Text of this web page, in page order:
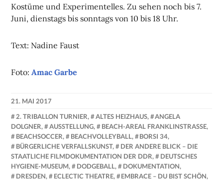
Kostüme und Experimentelles. Zu sehen noch bis 7.
Juni, dienstags bis sonntags von 10 bis 18 Uhr.
Text: Nadine Faust
Foto:Amac Garbe
21. MAI 2017
NADINE
FAUST
2. TRIBALLON TURNIER, ALTES HEIZHAUS,
ANGELA
DOLGNER, AUSSTELLUNG, BEACH-AREAL FRANKLINSTRASSE ,
BEACHSOCCER, BEACHVOLLEYBALL, BORSI 34,
BÜRGERLICHE VERFALLSKUNST,
DER ANDERE BLICK – DIE
STAATLICHE FILMDOKUMENTATION DER DDR,
DEUTSCHES
HYGIENE-MUSEUM, DODGEBALL, DOKUMENTATION,
DRESDEN, ECLECTIC THEATRE, EMBRACE – DU BIST SCHÖN,